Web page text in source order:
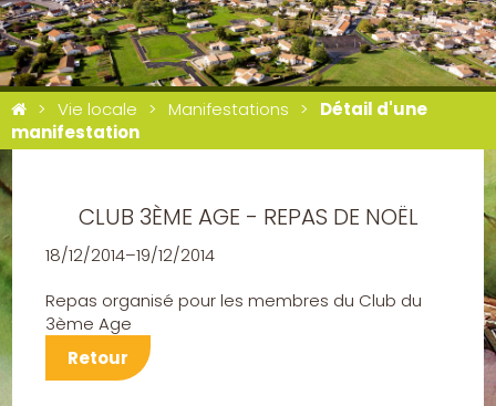
Vie locale Manifestations
Détail d'une
manifestation
CLUB 3ÈME AGE - REPAS DE NOËL
18/12/2014–19/12/2014
Repas organisé pour les membres du Club du
3ème Age
Retour